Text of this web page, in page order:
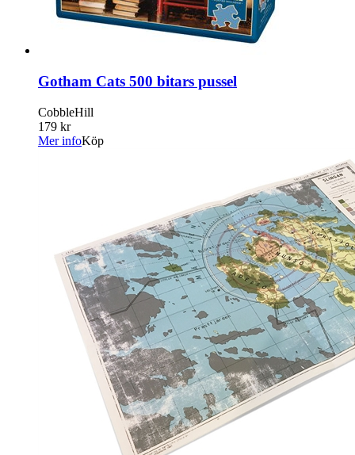
Gotham Cats 500 bitars pussel
CobbleHill
179 kr
Mer infoKöp